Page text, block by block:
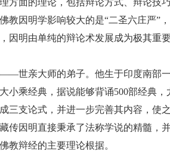
方面的理论，包括辩论方式、辩论技
因明学影响较大的是“二圣六庄严”
因明由单纯的辩论术发展成为极其
亲大师的弟子。他生于印度南部一
小乘经典，据说能够背诵500部经典
三支论式，并进一步完善其内容，
传因明直接秉承了法称学说的精髓
教辩经的主要理论根据。